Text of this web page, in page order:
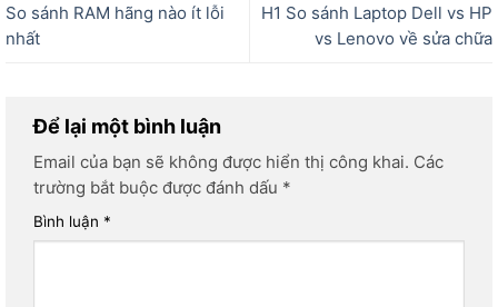
So sánh RAM hãng nào ít lỗi
nhất
H1 So sánh Laptop Dell vs HP
vs Lenovo về sửa chữa
Để lại một bình luận
Email của bạn sẽ không được hiển thị công khai. Các
trường bắt buộc được đánh dấu *
Bình luận *